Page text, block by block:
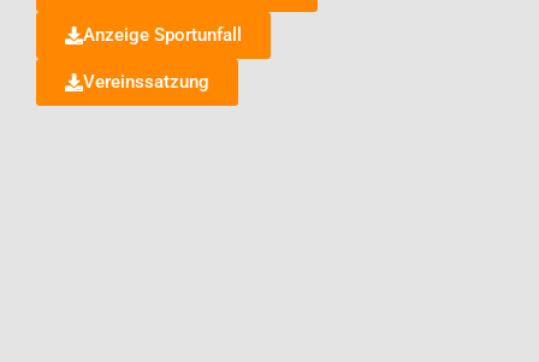
Anzeige Sportunfall
Vereinssatzung